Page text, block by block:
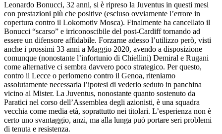
Leonardo Bonucci, 32 anni, si è ripreso la Juventus in questi mesi
con prestazioni più che positive (escluso ovviamente l’errore in
copertura contro il Lokomotiv Mosca). Finalmente ha cancellato il
Bonucci “scarso” e irriconoscibile del post-Cardiff tornando ad
essere un difensore affidabile. Forzarne adesso l’utilizzo però, visti
anche i prossimi 33 anni a Maggio 2020, avendo a disposizione
comunque (nonostante l’infortunio di Chiellini) Demiral e Rugani
come alternative ci sembra davvero poco strategico. Per questo,
contro il Lecce o perlomeno contro il Genoa, riteniamo
assolutamente necessaria l’ipotesi di vederlo seduto in panchina
vicino al Mister. La Juventus, nonostante quanto sostenuto da
Paratici nel corso dell’Assemblea degli azionisti, è una squadra
vecchia come media età, soprattutto nei titolari. L’esperienza non è
certo uno svantaggio, anzi, ma alla lunga può portare seri problemi
di tenuta e resistenza.